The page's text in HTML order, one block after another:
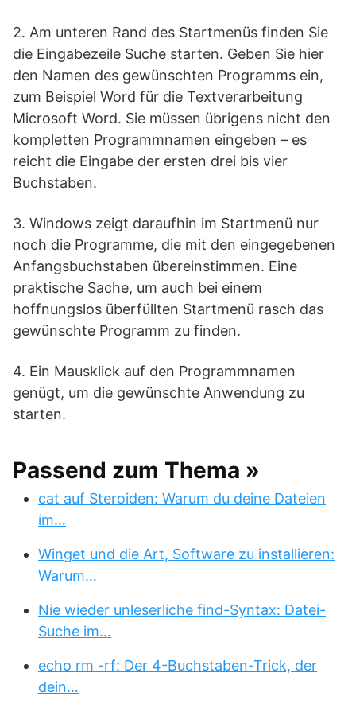
2. Am unteren Rand des Startmenüs finden Sie
die Eingabezeile Suche starten. Geben Sie hier
den Namen des gewünschten Programms ein,
zum Beispiel Word für die Textverarbeitung
Microsoft Word. Sie müssen übrigens nicht den
kompletten Programmnamen eingeben – es
reicht die Eingabe der ersten drei bis vier
Buchstaben.
3. Windows zeigt daraufhin im Startmenü nur
noch die Programme, die mit den eingegebenen
Anfangsbuchstaben übereinstimmen. Eine
praktische Sache, um auch bei einem
hoffnungslos überfüllten Startmenü rasch das
gewünschte Programm zu finden.
4. Ein Mausklick auf den Programmnamen
genügt, um die gewünschte Anwendung zu
starten.
Passend zum Thema »
cat auf Steroiden: Warum du deine Dateien
im…
Winget und die Art, Software zu installieren:
Warum…
Nie wieder unleserliche find-Syntax: Datei-
Suche im…
echo rm -rf: Der 4-Buchstaben-Trick, der
dein…